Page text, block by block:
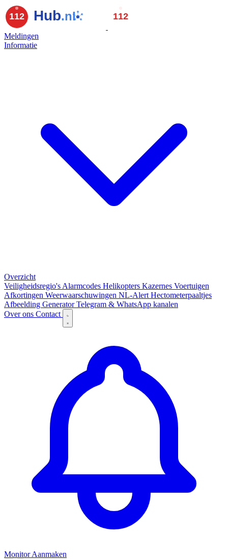
Meldingen
Informatie
Overzicht
Veiligheidsregio's Alarmcodes Helikopters Kazernes Voertuigen
Afkortingen Weerwaarschuwingen NL-Alert Hectometerpaaltjes
Afbeelding GeneratorTelegram & WhatsApp kanalen
Over ons Contact
Monitor Aanmaken